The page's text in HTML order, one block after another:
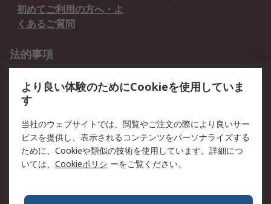
初めてご利用の方へ・よ
くあるご質問
法的事項
クッキーポリシー
RSについて
会社概要
採用情報
プレスリリース＆お知ら
コーポレートサイト
全世界のRS RSの歴史
より良い体験のためにCookieを使用していま
す
当社のウェブサイトでは、閲覧やご注文の際により良いサー
ビスを提供し、表示されるコンテンツをパーソナライズする
ために、Cookieや類似の技術を使用しています。詳細につ
いては、 Cookieポリシ ーをご覧ください。